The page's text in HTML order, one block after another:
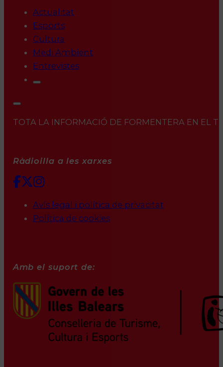
Actualitat
Esports
Cultura
Medi Ambient
Entrevistes
TOTA LA INFORMACIÓ DE FORMENTERA EN EL
Ràdioilla a les xarxes
Avís legal i política de privacitat
Política de cookies
Amb el suport de: